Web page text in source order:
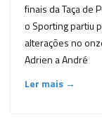
finais da Taça de
o Sporting partiu
alterações no
Adrien a André
Ler mais →